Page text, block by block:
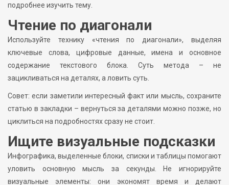
подробнее изучить тему.
Чтение по диагонали
Используйте технику «чтения по диагонали», выделяя
ключевые слова, цифровые данные, имена и основное
содержание текстового блока. Суть метода – не
зацикливаться на деталях, а ловить суть.
Совет: если заметили интересный факт или мысль, сохраните
статью в закладки – вернуться за деталями можно позже, но
циклиться на подробностях сразу не стоит.
Ищите визуальные подсказки
Инфографика, выделенные блоки, списки и таблицы помогают
уловить основную мысль за секунды. Не игнорируйте
визуальные элементы: они экономят время и делают